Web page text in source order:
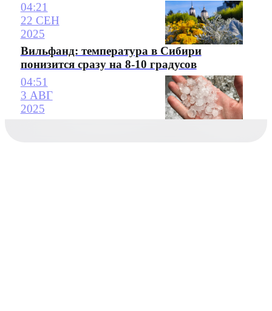
04:21
22 СЕН
2025
Вильфанд: температура в Сибири
понизится сразу на 8-10 градусов
04:51
3 АВГ
2025